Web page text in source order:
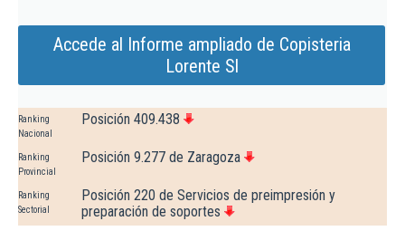
Accede al Informe ampliado de Copisteria
Lorente Sl
Ranking
Nacional
Posición 409.438
Ranking
Provincial
Posición 9.277 de Zaragoza
Ranking
Sectorial
Posición 220 de Servicios de preimpresión y
preparación de soportes